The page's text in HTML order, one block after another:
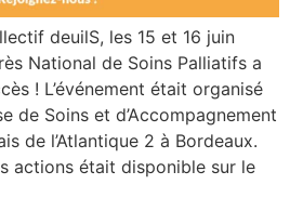
deuilS, les 15 et 16 juin
National de Soins Palliatifs a
! L’événement était organisé
de Soins et d’Accompagnement
de l’Atlantique 2 à Bordeaux.
actions était disponible sur le